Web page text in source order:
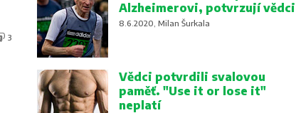
3
Alzheimerovi, potvrzují vědci
8.6.2020, Milan Šurkala
Vědci potvrdili svalovou
paměť. "Use it or lose it"
neplatí